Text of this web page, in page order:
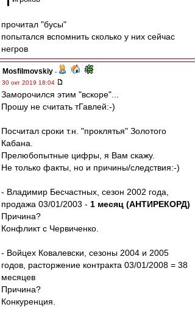
прочитал "бусы"
попытался вспомнить сколько у них сейчас
негров
Mosfilmovskiy -
30 окт 2019 18:04
Заморочился этим "вскоре"...
Прошу не считать тГавлей:-)
Посчитал сроки т.н. "проклятья" Золотого
Кабана.
Прелюбопытные цифры, я Вам скажу.
Не только факты, но и причины/следствия:-)
- Владимир Бесчастных, сезон 2002 года,
продажа 03/01/2003 - 1 месяц (АНТИРЕКОРД)
Причина?
Конфликт с Червиченко.
- Войцех Ковалевски, сезоны 2004 и 2005
годов, расторжение контракта 03/01/2008 = 38
месяцев
Причина?
Конкуренция.